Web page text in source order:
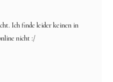
Ich finde leider keinen in
nicht :/